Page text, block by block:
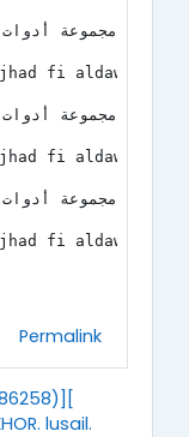
مجموعة أدوات الإجهاض في الدوحة
fi aldawha
مجموعة أدوات الإجهاض في الدوحة
fi aldawha
مجموعة أدوات الإجهاض في الدوحة
fi aldawha
Permalink
lusail.